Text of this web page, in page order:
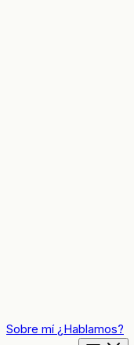
Sobre mí ¿Hablamos?